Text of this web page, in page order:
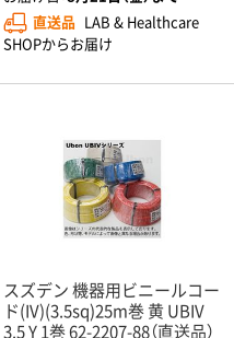
直送品 LAB & Healthcare
SHOPからお届け
スズデン 機器用ビニールコー
ド(IV)(3.5sq)25m巻 黄 UBIV
3.5 Y 1巻 62-2207-88（直送品）